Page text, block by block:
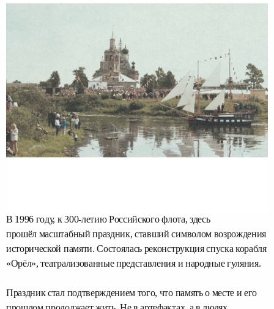
В 1996 году, к 300-летию Российского флота, здесь
прошёл масштабный праздник, ставший символом возрождения
исторической памяти. Состоялась реконструкция спуска корабля
«Орёл», театрализованные представления и народные гуляния.
Праздник стал подтверждением того, что память о месте и его